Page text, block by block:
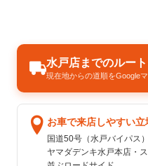
水戸店までのルー
現在地からの道順をGoogle
お車で来店しやすい立
国道50号（水戸バイパス
ヤマダデンキ水戸本店・